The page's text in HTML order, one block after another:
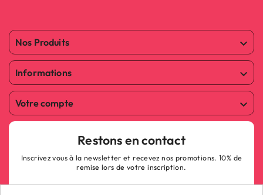
Nos Produits 
Informations 
Votre compte 
Restons en contact
Inscrivez vous à la newsletter et recevez nos promotions. 10% de
remise lors de votre inscription.